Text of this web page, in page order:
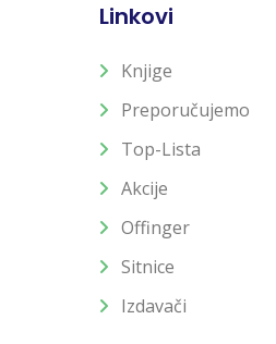
Linkovi
Knjige
Preporučujemo
Top-Lista
Akcije
Offinger
Sitnice
Izdavači